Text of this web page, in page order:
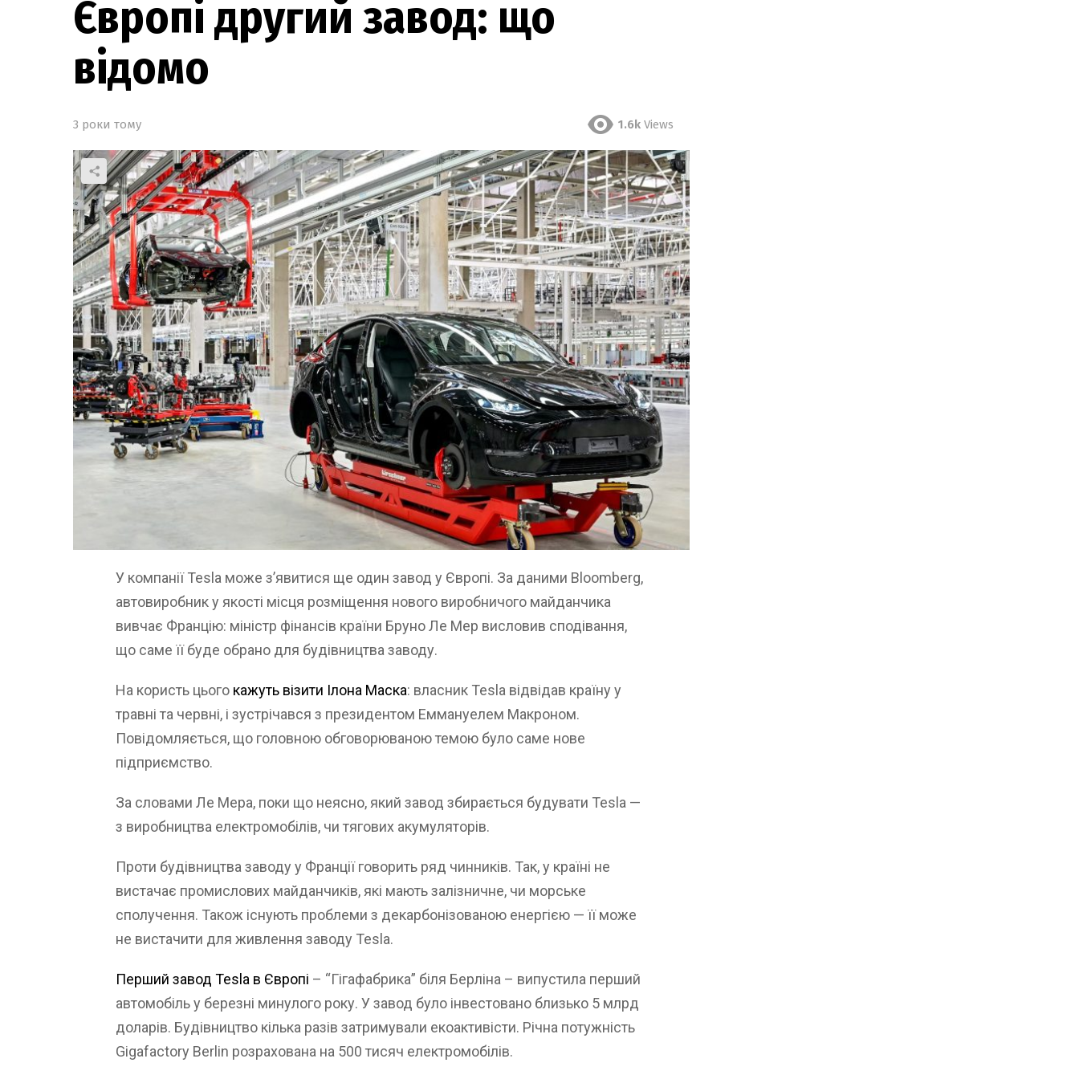
Європі другий завод: що
відомо
3 роки тому 1.6k Views
У компанії Tesla може з’явитися ще один завод у Європі. За даними Bloomberg,
автовиробник у якості місця розміщення нового виробничого майданчика
вивчає Францію: міністр фінансів країни Бруно Ле Мер висловив сподівання,
що саме її буде обрано для будівництва заводу.
На користь цього кажуть візити Ілона Маска: власник Tesla відвідав країну у
травні та червні, і зустрічався з президентом Еммануелем Макроном.
Повідомляється, що головною обговорюваною темою було саме нове
підприємство.
За словами Ле Мера, поки що неясно, який завод збирається будувати Tesla —
з виробництва електромобілів, чи тягових акумуляторів.
Проти будівництва заводу у Франції говорить ряд чинників. Так, у країні не
вистачає промислових майданчиків, які мають залізничне, чи морське
сполучення. Також існують проблеми з декарбонізованою енергією — її може
не вистачити для живлення заводу Tesla.
Перший завод Tesla в Європі – “Гігафабрика” біля Берліна – випустила перший
автомобіль у березні минулого року. У завод було інвестовано близько 5 млрд
доларів. Будівництво кілька разів затримували екоактивісти. Річна потужність
Gigafactory Berlin розрахована на 500 тисяч електромобілів.